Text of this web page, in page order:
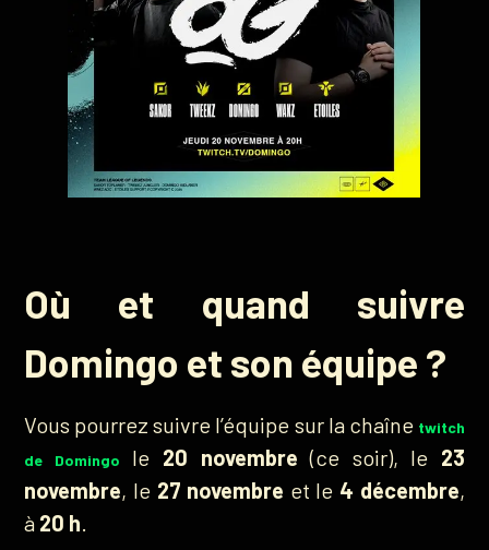
Où et quand suivre
Domingo et son équipe ?
Vous pourrez suivre l’équipe sur la chaîne twitch
de Domingo
le 20 novembre (ce soir), le 23
novembre, le 27 novembre et le 4 décembre,
à 20 h